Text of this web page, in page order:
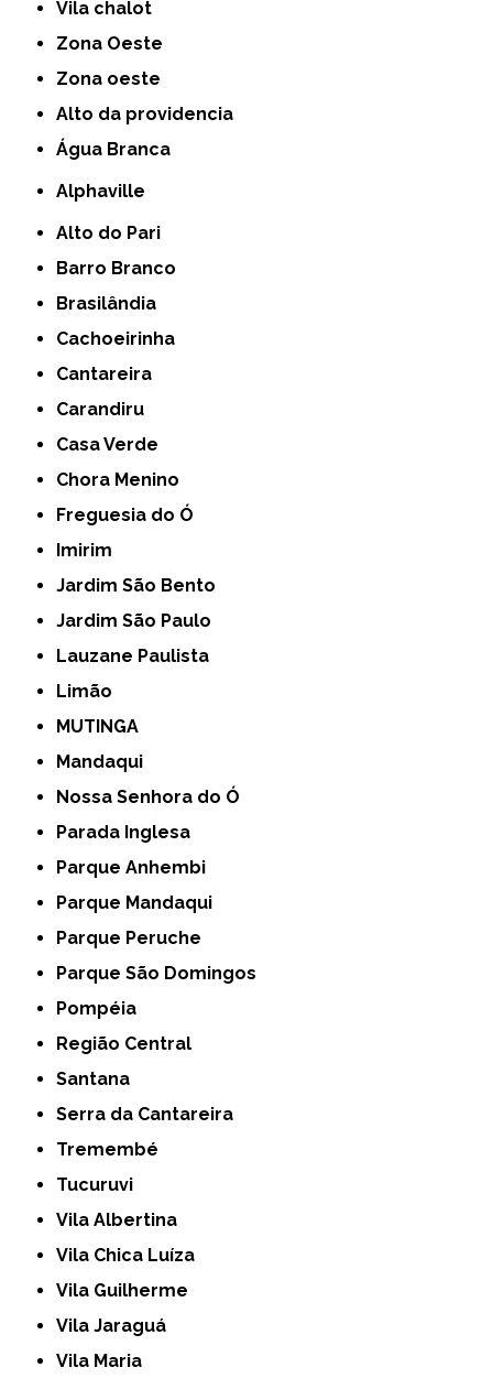
Vila chalot
Zona Oeste
Zona oeste
alto da providencia
Água Branca
Alphaville
Alto do Pari
Barro Branco
Brasilândia
Cachoeirinha
Cantareira
Carandiru
Casa Verde
Chora Menino
Freguesia do Ó
Imirim
Jardim São Bento
Jardim São Paulo
Lauzane Paulista
Limão
MUTINGA
Mandaqui
Nossa Senhora do Ó
Parada Inglesa
Parque Anhembi
Parque Mandaqui
Parque Peruche
Parque São Domingos
Pompéia
Região Central
Santana
Serra da Cantareira
Tremembé
Tucuruvi
Vila Albertina
Vila Chica Luíza
Vila Guilherme
Vila Jaraguá
Vila Maria